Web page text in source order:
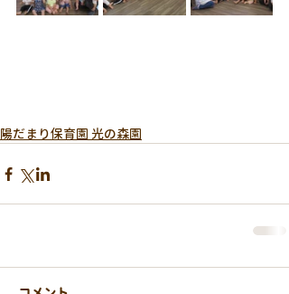
陽だまり保育園 光の森園